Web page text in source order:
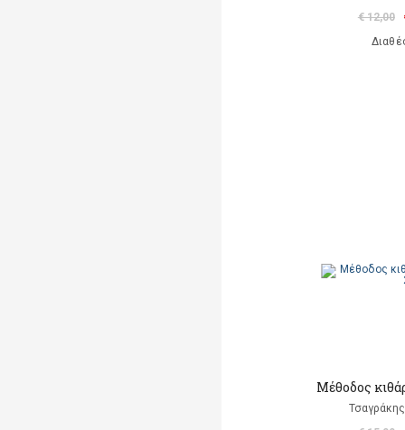
€ 12,00
Μέθοδος